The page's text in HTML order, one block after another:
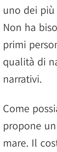
uno dei più
Non ha
primi
qualità di
narrativi.
Come
propone
mare. Il